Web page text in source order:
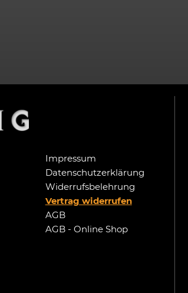
Impressum
Datenschutzerklärung
Widerrufsbelehrung
Vertrag widerrufen
AGB
AGB - Online Shop